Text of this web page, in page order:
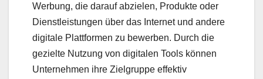
Werbung, die darauf abzielen, Produkte oder
Dienstleistungen über das Internet und andere
digitale Plattformen zu bewerben. Durch die
gezielte Nutzung von digitalen Tools können
Unternehmen ihre Zielgruppe effektiv